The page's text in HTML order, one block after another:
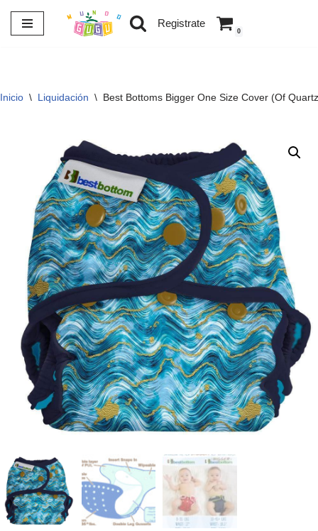
Saltar
Registrate
0
Inicio \ Liquidación \ Best Bottoms Bigger One Size Cover (Of